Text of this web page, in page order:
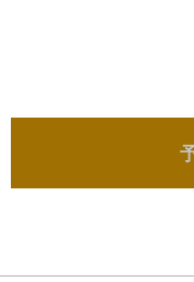
【アレンジプラン その3
日本最大級の幻の地鶏
3,000円）はいかがです